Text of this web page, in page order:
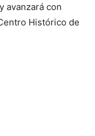
avanzará con
Histórico de